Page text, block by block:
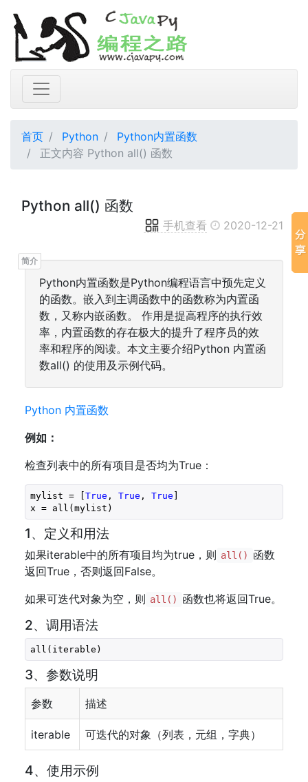
首页 Python
Python内置函数
正文内容 Python all() 函数
Python all() 函数
手机查看 2020-12-21
Python内置函数是Python编程语言中预先定义
的函数。嵌入到主调函数中的函数称为内置函
数，又称内嵌函数。 作用是提高程序的执行效
率，内置函数的存在极大的提升了程序员的效
率和程序的阅读。本文主要介绍Python 内置函
数all() 的使用及示例代码。
Python 内置函数
例如：
检查列表中的所有项目是否均为True：
mylist = [True , True , True ]
x = all(mylist)
1、定义和用法
如果iterable中的所有项目均为true，则 all()
函数
返回True，否则返回False。
如果可迭代对象为空，则 all() 函数也将返回True。
2、调用语法
all(iterable)
3、参数说明
参数 描述
iterable 可迭代的对象（列表，元组，字典）
4、使用示例